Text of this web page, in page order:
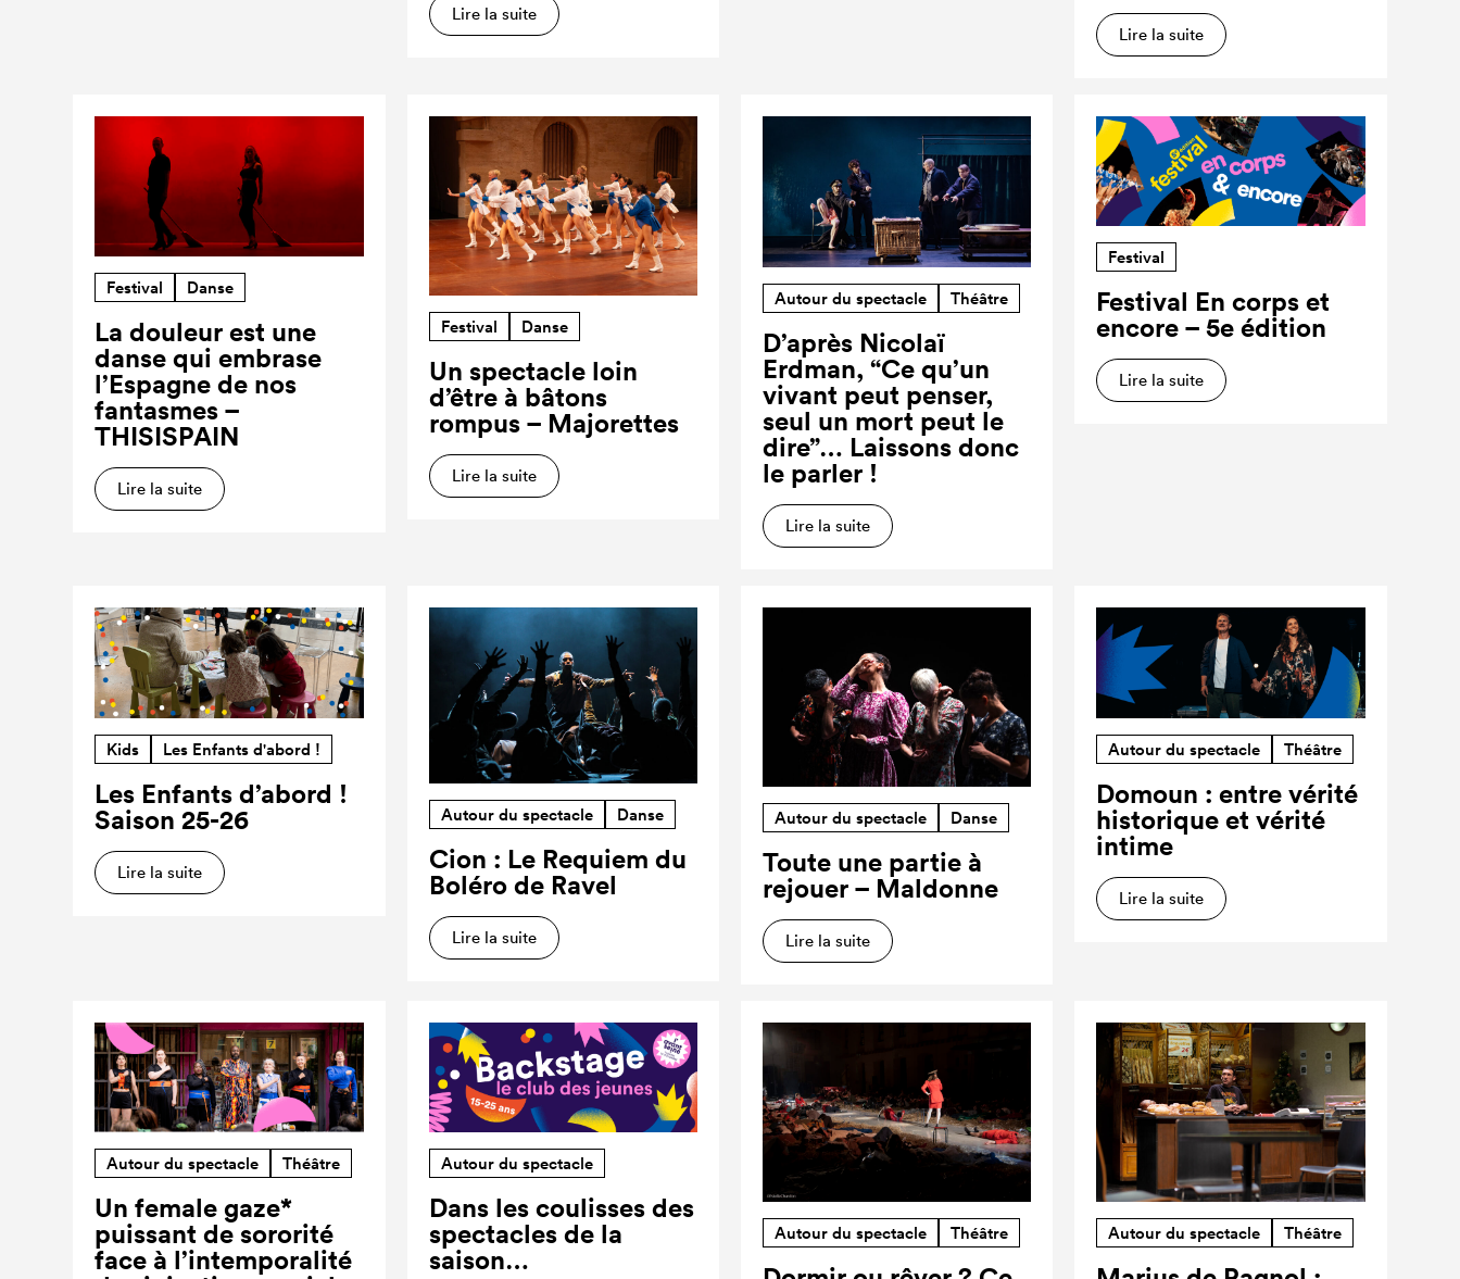
Lire la suite
Lire la suite
Festival Danse
La douleur est une
danse qui embrase
l’Espagne de nos
fantasmes –
THISISPAIN
Lire la suite
Festival Danse
Un spectacle loin
d’être à bâtons
rompus – Majorettes
Lire la suite
Autour du spectacle Théâtre
D’après Nicolaï
Erdman, “Ce qu’un
vivant peut penser,
seul un mort peut le
dire”… Laissons donc
le parler !
Lire la suite
Festival
Festival En corps et
encore – 5e édition
Lire la suite
Kids Les Enfants d'abord !
Les Enfants d’abord !
Saison 25-26
Lire la suite
Autour du spectacle Danse
Cion : Le Requiem du
Boléro de Ravel
Lire la suite
Autour du spectacle Danse
Toute une partie à
rejouer – Maldonne
Lire la suite
Autour du spectacle Théâtre
Domoun : entre vérité
historique et vérité
intime
Lire la suite
Autour du spectacle Théâtre
Un female gaze*
puissant de sororité
face à l’intemporalité
Autour du spectacle
Dans les coulisses des
spectacles de la
saison…
Autour du spectacle Théâtre Autour du spectacle Théâtre